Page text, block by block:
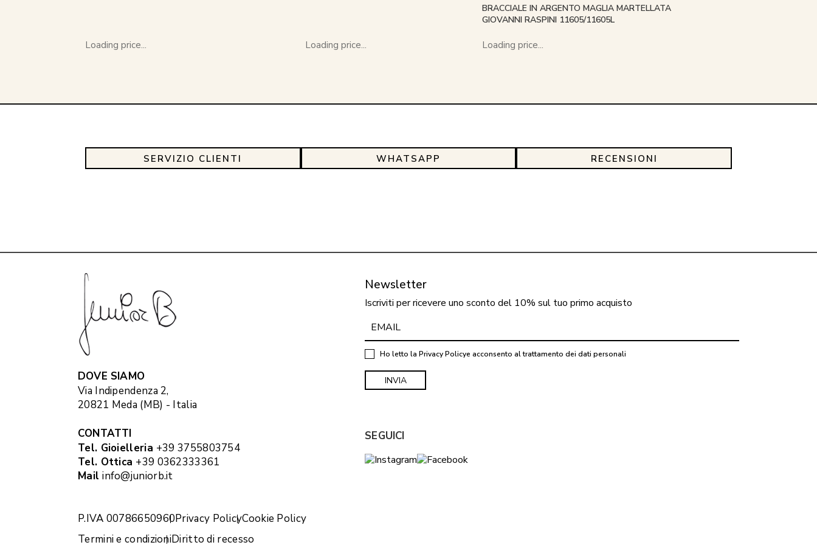
Loading price... Loading price...
BRACCIALE IN ARGENTO MAGLIA MARTELLATA
GIOVANNI RASPINI 11605/11605L
Loading price...
SERVIZIO CLIENTI WHATSAPP RECENSIONI
DOVE SIAMO
Via Indipendenza 2,
20821 Meda (MB) - Italia
CONTATTI
Tel. Gioielleria +39 3755803754
Tel. Ottica +39 0362333361
Mail info@juniorb.it
P.IVA 00786650960Privacy PolicyCookie Policy
Termini e condizioniDiritto di recesso
Newsletter
Iscriviti per ricevere uno sconto del 10% sul tuo primo acquisto
Ho letto laPrivacy Policye acconsento al trattamento dei dati personali
SEGUICI